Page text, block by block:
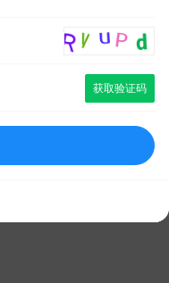
获取验证码